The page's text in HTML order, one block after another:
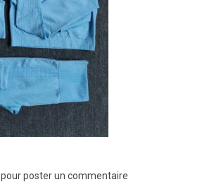
pour poster un commentaire